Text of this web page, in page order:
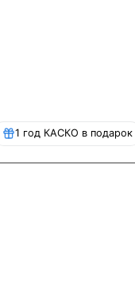
1 год КАСКО в подарок